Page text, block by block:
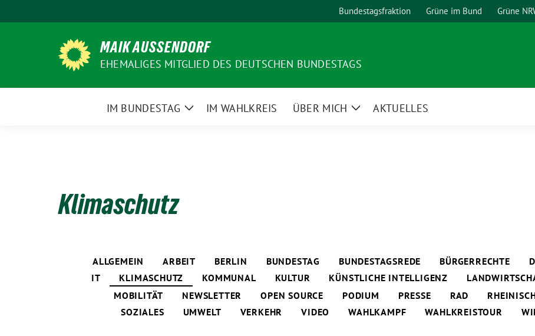
zum
Bundestagsfraktion Grüne im Bund Grüne
MAIK AUSSENDORF
EHEMALIGES MITGLIED DES DEUTSCHEN BUNDESTAGS
IM BUNDESTAG
ZeigeIM WAHLKREIS ÜBER MICH
ZeigeAKTUELLES
Klimaschutz
ALLGEMEIN ARBEIT BERLIN BUNDESTAG BUNDESTAGSREDE BÜRGERRECHTE
IT
KLIMASCHUTZ KOMMUNAL KULTUR KÜNSTLICHE INTELLIGENZ
MOBILITÄT
NEWSLETTER OPEN SOURCE PODIUM PRESSE RAD
SOZIALES
UMWELT VERKEHR VIDEO WAHLKAMPF WAHLKREISTOUR